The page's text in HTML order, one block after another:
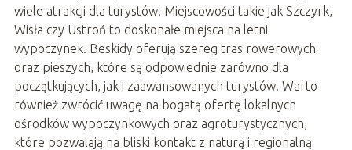
wiele atrakcji dla turystów. Miejscowości takie jak Szczyrk,
Wisła czy Ustroń to doskonałe miejsca na letni
wypoczynek. Beskidy oferują szereg tras rowerowych
oraz pieszych, które są odpowiednie zarówno dla
początkujących, jak i zaawansowanych turystów. Warto
również zwrócić uwagę na bogatą ofertę lokalnych
ośrodków wypoczynkowych oraz agroturystycznych,
które pozwalają na bliski kontakt z naturą i regionalną